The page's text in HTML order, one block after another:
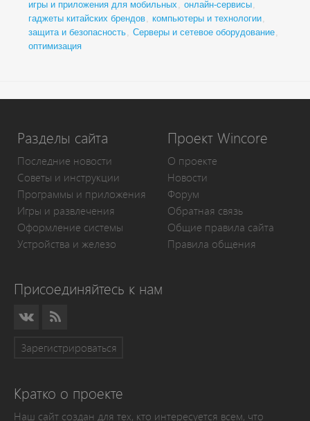
игры и приложения для мобильных , онлайн-сервисы,
гаджеты китайских брендов, компьютеры и технологии,
защита и безопасность, Серверы и сетевое оборудование,
оптимизация
Разделы сайта
Последние новости
Советы и инструкции
Программы и приложения
Игры и развлечения
Оформление системы
Устройства и железо
Проект Wincore
О проекте
Новости
Форум
Обратная связь
Общие правила сайта
Правила общения
Присоединяйтесь к нам
Зарегистрироваться
Кратко о проекте
Наш сайт создан для тех, кто интересуется всем, что